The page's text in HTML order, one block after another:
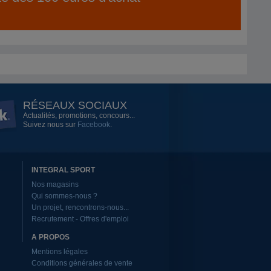
RÉSEAUX SOCIAUX
Actualités, promotions, concours...
Suivez nous sur Facebook.
INTEGRAL SPORT
Nos magasins
Qui sommes-nous ?
Un projet, rencontrons-nous...
Recrutement - Offres d'emploi
A PROPOS
Mentions légales
Conditions générales de vente